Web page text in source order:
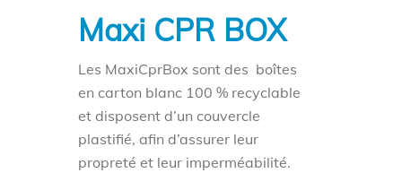
Maxi CPR BOX
Les MaxiCprBox sont des boîtes
en carton blanc 100 % recyclable
et disposent d’un couvercle
plastifié, afin d’assurer leur
propreté et leur imperméabilité.